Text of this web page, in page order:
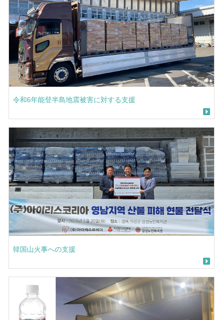
令和6年能登半島地震被害に対する支援
韓国山火事への支援